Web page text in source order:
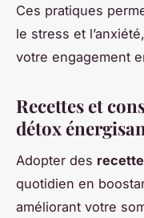
Ces pratiques
le stress et
votre engagement
Recettes et
détox
Adopter des
quotidien en
améliorant votre